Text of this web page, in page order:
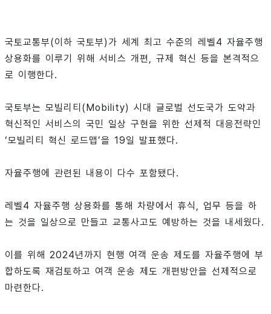
국토교통부(이하 국토부)가 세계 최고 수준의 레벨4 자율주행
상용화를 이루기 위해 서비스 개편, 규제 혁신 등을 본격적으
로 이행한다.
국토부는 모빌리티(Mobility) 시대 글로벌 선도국가 도약과
혁신적인 서비스의 국민 일상 구현을 위한 선제적 대응전략인
‘모빌리티 혁신 로드맵’을 19일 발표했다.
자율주행에 관련된 내용이 다수 포함됐다.
레벨4 자율주행 상용화를 통해 차량에서 휴식, 업무 등을 하
는 것을 일상으로 만들고 교통사고도 예방하는 것을 내세웠다.
이를 위해 2024년까지 현행 여객 운송 제도를 자율주행에 부
합하도록 재검토하고 여객 운송 제도 개편방안을 선제적으로
마련한다.